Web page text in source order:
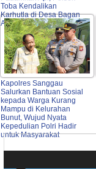
Toba Kendalikan
Karhutla di Desa Bagan
Asam
Kapolres Sanggau
Salurkan Bantuan Sosial
kepada Warga Kurang
Mampu di Kelurahan
Bunut, Wujud Nyata
Kepedulian Polri Hadir
untuk Masyarakat